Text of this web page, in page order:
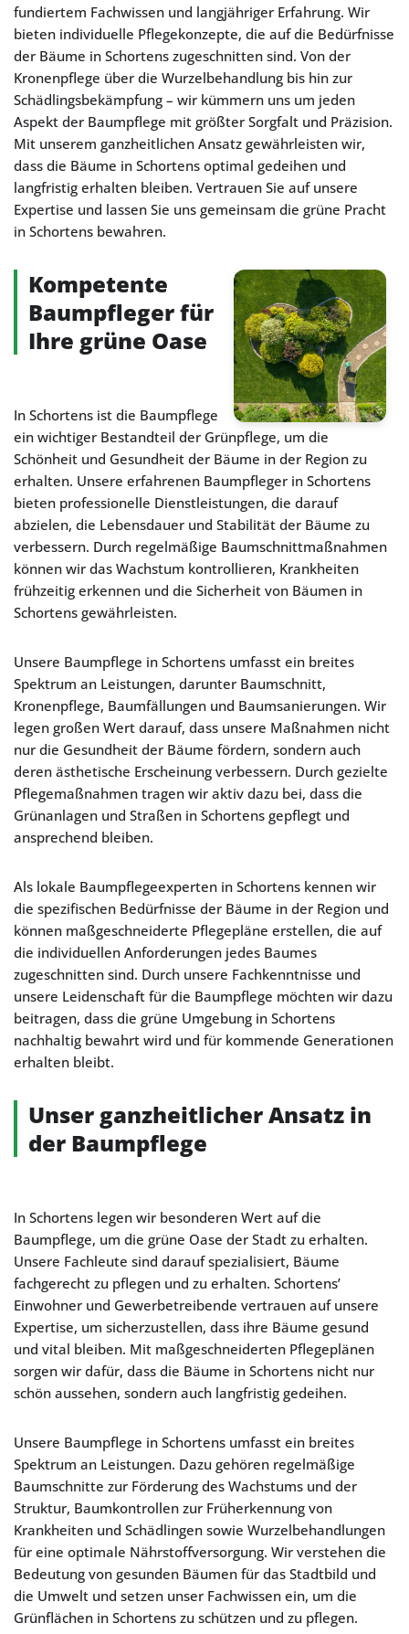
fundiertem Fachwissen und langjähriger Erfahrung. Wir
bieten individuelle Pflegekonzepte, die auf die Bedürfnisse
der Bäume in Schortens zugeschnitten sind. Von der
Kronenpflege über die Wurzelbehandlung bis hin zur
Schädlingsbekämpfung – wir kümmern uns um jeden
Aspekt der Baumpflege mit größter Sorgfalt und Präzision.
Mit unserem ganzheitlichen Ansatz gewährleisten wir,
dass die Bäume in Schortens optimal gedeihen und
langfristig erhalten bleiben. Vertrauen Sie auf unsere
Expertise und lassen Sie uns gemeinsam die grüne Pracht
in Schortens bewahren.
Kompetente
Baumpfleger für
Ihre grüne Oase
In Schortens ist die Baumpflege
ein wichtiger Bestandteil der Grünpflege, um die
Schönheit und Gesundheit der Bäume in der Region zu
erhalten. Unsere erfahrenen Baumpfleger in Schortens
bieten professionelle Dienstleistungen, die darauf
abzielen, die Lebensdauer und Stabilität der Bäume zu
verbessern. Durch regelmäßige Baumschnittmaßnahmen
können wir das Wachstum kontrollieren, Krankheiten
frühzeitig erkennen und die Sicherheit von Bäumen in
Schortens gewährleisten.
Unsere Baumpflege in Schortens umfasst ein breites
Spektrum an Leistungen, darunter Baumschnitt,
Kronenpflege, Baumfällungen und Baumsanierungen. Wir
legen großen Wert darauf, dass unsere Maßnahmen nicht
nur die Gesundheit der Bäume fördern, sondern auch
deren ästhetische Erscheinung verbessern. Durch gezielte
Pflegemaßnahmen tragen wir aktiv dazu bei, dass die
Grünanlagen und Straßen in Schortens gepflegt und
ansprechend bleiben.
Als lokale Baumpflegeexperten in Schortens kennen wir
die spezifischen Bedürfnisse der Bäume in der Region und
können maßgeschneiderte Pflegepläne erstellen, die auf
die individuellen Anforderungen jedes Baumes
zugeschnitten sind. Durch unsere Fachkenntnisse und
unsere Leidenschaft für die Baumpflege möchten wir dazu
beitragen, dass die grüne Umgebung in Schortens
nachhaltig bewahrt wird und für kommende Generationen
erhalten bleibt.
Unser ganzheitlicher Ansatz in
der Baumpflege
In Schortens legen wir besonderen Wert auf die
Baumpflege, um die grüne Oase der Stadt zu erhalten.
Unsere Fachleute sind darauf spezialisiert, Bäume
fachgerecht zu pflegen und zu erhalten. Schortens’
Einwohner und Gewerbetreibende vertrauen auf unsere
Expertise, um sicherzustellen, dass ihre Bäume gesund
und vital bleiben. Mit maßgeschneiderten Pflegeplänen
sorgen wir dafür, dass die Bäume in Schortens nicht nur
schön aussehen, sondern auch langfristig gedeihen.
Unsere Baumpflege in Schortens umfasst ein breites
Spektrum an Leistungen. Dazu gehören regelmäßige
Baumschnitte zur Förderung des Wachstums und der
Struktur, Baumkontrollen zur Früherkennung von
Krankheiten und Schädlingen sowie Wurzelbehandlungen
für eine optimale Nährstoffversorgung. Wir verstehen die
Bedeutung von gesunden Bäumen für das Stadtbild und
die Umwelt und setzen unser Fachwissen ein, um die
Grünflächen in Schortens zu schützen und zu pflegen.